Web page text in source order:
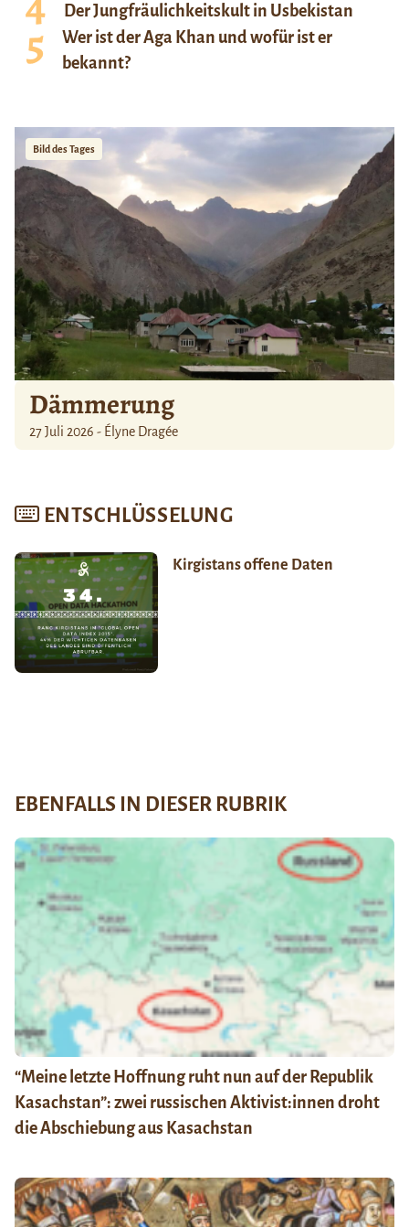
Der Jungfräulichkeitskult in Usbekistan
Wer ist der Aga Khan und wofür ist er
bekannt?
Bild des Tages
Dämmerung
27 Juli 2026 - Élyne Dragée
ENTSCHLÜSSELUNG
Kirgistans offene Daten
EBENFALLS IN DIESER RUBRIK
“Meine letzte Hoffnung ruht nun auf der Republik
Kasachstan”: zwei russischen Aktivist:innen droht
die Abschiebung aus Kasachstan